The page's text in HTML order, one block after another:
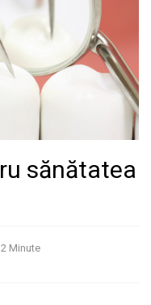
sănătatea
2 Minute